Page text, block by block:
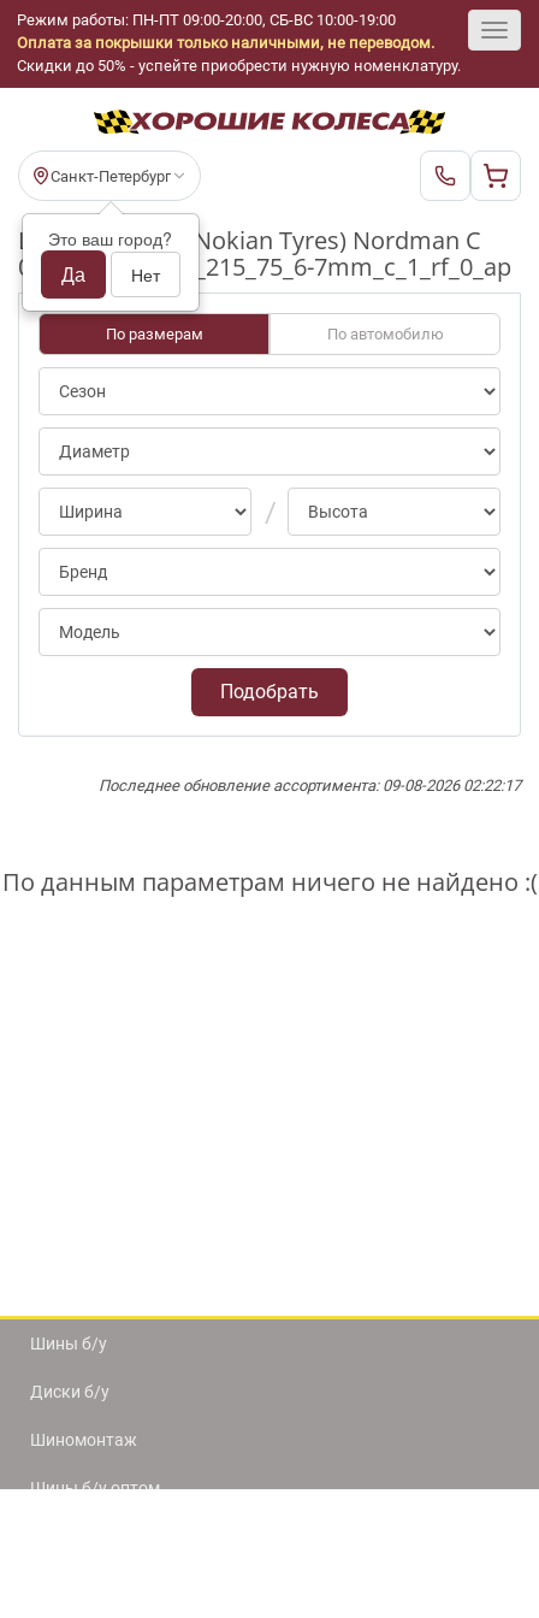
Режим работы: ПН-ПТ 09:00-20:00, СБ-ВС 10:00-19:00
Оплата за покрышки только наличными, не переводом.
Скидки до 50% - успейте приобрести нужную номенклатуру.
Санкт-Петербург
Это ваш город?
Да Нет
Шины бу Ikon (Nokian Tyres) Nordman C
0/70-100pct R16_215_75_6-7mm_c_1_rf_0_ap
По размерам По автомобилю
Подобрать
Последнее обновление ассортимента: 09-08-2026 02:22:17
По данным параметрам ничего не найдено :(
Шины б/у
Диски б/у
Шиномонтаж
Шины б/у оптом